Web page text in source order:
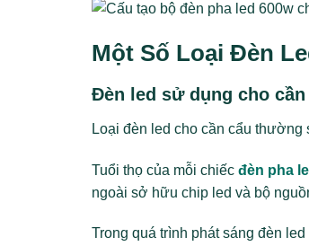
Một Số Loại Đèn
Đèn led sử dụng cho
Loại đèn led cho cần cẩu
Tuổi thọ của mỗi chiếc đèn pha
ngoài sở hữu chip led và bộ
Trong quá trình phát sáng đèn